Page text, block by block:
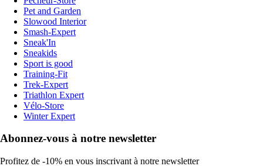
Pet and Garden
Slowood Interior
Smash-Expert
Sneak'In
Sneakids
Sport is good
Training-Fit
Trek-Expert
Triathlon Expert
Vélo-Store
Winter Expert
Abonnez-vous à notre newsletter
Profitez de -10% en vous inscrivant à notre newsletter